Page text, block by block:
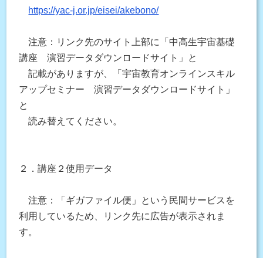
https://yac-j.or.jp/eisei/akebono/
注意：リンク先のサイト上部に「中高生宇宙基礎
講座 演習データダウンロードサイト」と
記載がありますが、
「宇宙教育オンラインスキル
アップセミナー 演習データダウンロードサイト」
と
読み替えてください。
２．講座２使用データ
注意：「ギガファイル便」という民間サービスを
利用しているため、リンク先に広告が表示されま
す。